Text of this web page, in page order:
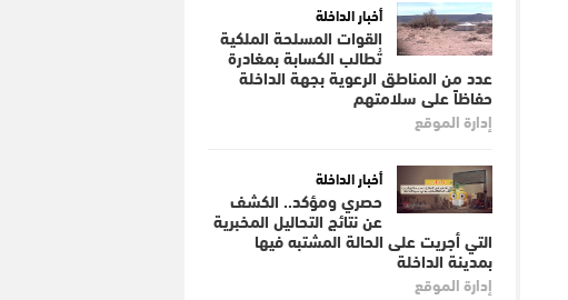
أخبار الداخلة
القوات المسلحة الملكية
تُطالب الكسابة بمغادرة
عدد من المناطق الرعوية بجهة الداخلة
حفاظاً على سلامتهم
إدارة الموقع
أخبار الداخلة
حصري ومؤكد.. الكشف
عن نتائج التحاليل المخبرية
التي أجريت على الحالة المشتبه فيها
بمدينة الداخلة
إدارة الموقع